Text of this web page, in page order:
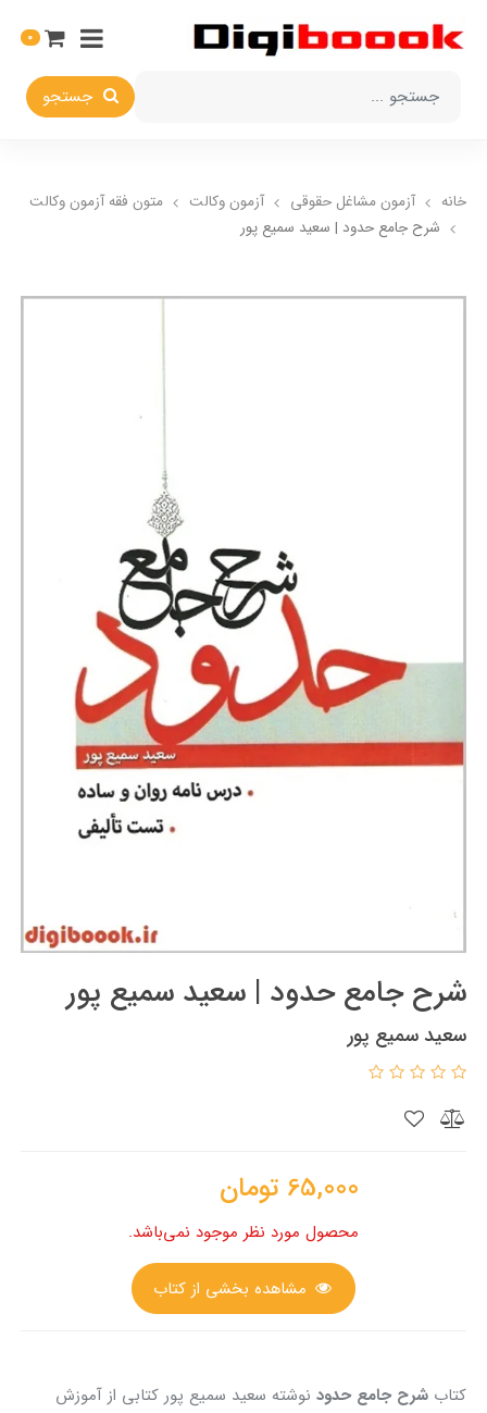
جستجو
0
خانه آزمون مشاغل حقوقی آزمون وکالت
متون فقه آزمون وکالت
شرح جامع حدود | سعید سمیع پور
شرح جامع حدود | سعید سمیع پور
سعید سمیع پور
65,000 تومان
محصول مورد نظر موجود نمی‌باشد.
مشاهده بخشی از کتاب
کتاب شرح جامع حدود نوشته سعید سمیع پور کتابی از آموزش